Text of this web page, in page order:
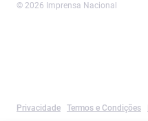
© 2026 Imprensa Nacional
Privacidade Termos e Condições